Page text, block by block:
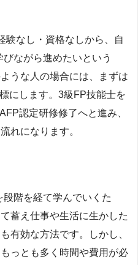
験なし・資格なしから、自
ながら進めたいという
うな人の場合には、まずは
にします。3級FP技能士を
認定研修修了へと進み、
れになります。
階を経て学んでいくた
蓄え仕事や生活に生かした
有効な方法です。しかし、
っとも多く時間や費用が必